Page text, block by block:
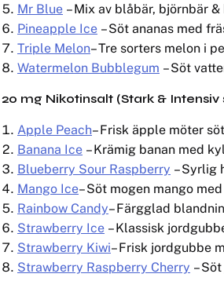
Mr Blue – Mix av blåbär, björnbär
Pineapple Ice – Söt ananas med
Triple Melon– Tre sorters melon i
Watermelon Bubblegum – Söt
20 mg Nikotinsalt (Stark & Intensiv
Apple Peach– Frisk äpple möter
Banana Ice – Krämig banan med
Blueberry Sour Raspberry – Syrlig
Mango Ice– Söt mogen mango
Rainbow Candy– Färgglad
Strawberry Ice – Klassisk
Strawberry Kiwi– Frisk jordgubbe
Strawberry Raspberry Cherry –